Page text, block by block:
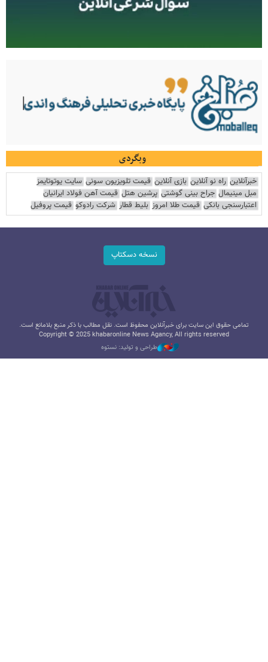
وبگردی
خبرآنلاین راه نو آنلاین بازی آنلاین قیمت تلویزیون سونی سایت یوتوتایمز
مبل مینیمال جراح بینی گوشتی پرشین هتل قیمت آهن فولاد ایرانیان
اعتبارسنجی بانکی قیمت طلا امروز بلیط قطار شرکت رادوکو قیمت پروفیل
نسخه دسکتاپ
تمامی حقوق این سایت برای خبرآنلاین محفوظ است. نقل مطالب با ذکر منبع بلامانع است.
Copyright © 2025 khabaronline News Agancy, All rights reserved
طراحی و تولید: نستوه